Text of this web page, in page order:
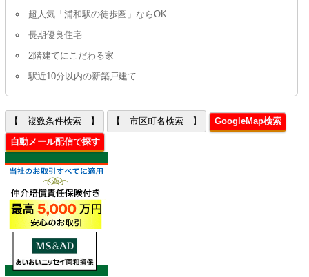
超人気「浦和駅の徒歩圏」ならOK
長期優良住宅
2階建てにこだわる家
駅近10分以内の新築戸建て
【 複数条件検索 】 【 市区町名検索 】
GoogleMap検索
自動メール配信で探す